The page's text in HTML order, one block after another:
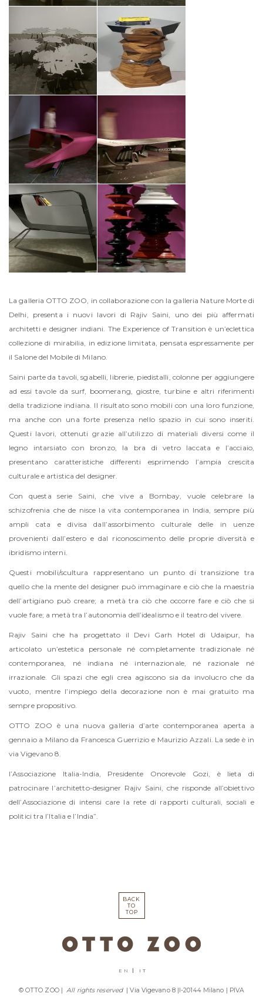
La galleria OTTO ZOO, in collaborazione con la galleria Nature Morte di
Delhi, presenta i nuovi lavori di Rajiv Saini, uno dei più affermati
architetti e designer indiani. The Experience of Transition è un’eclettica
collezione di mirabilia, in edizione limitata, pensata espressamente per
il Salone del Mobile di Milano.
Saini parte da tavoli, sgabelli, librerie, piedistalli, colonne per aggiungere
ad essi tavole da surf, boomerang, giostre, turbine e altri riferimenti
della tradizione indiana. Il risultato sono mobili con una loro funzione,
ma anche con una forte presenza nello spazio in cui sono inseriti.
Questi lavori, ottenuti grazie all’utilizzo di materiali diversi come il
legno intarsiato con bronzo, la bra di vetro laccata e l’acciaio,
presentano caratteristiche differenti esprimendo l’ampia crescita
culturale e artistica del designer.
Con questa serie Saini, che vive a Bombay, vuole celebrare la
schizofrenia che de nisce la vita contemporanea in India, sempre più
ampli cata e divisa dall’assorbimento culturale delle in uenze
provenienti dall’estero e dal riconoscimento delle proprie diversità e
ibridismo interni.
Questi mobili/scultura rappresentano un punto di transizione tra
quello che la mente del designer può immaginare e ciò che la maestria
dell’artigiano può creare; a metà tra ciò che occorre fare e ciò che si
vuole fare; a metà tra l’autonomia dell’idealismo e il teatro del vivere.
Rajiv Saini che ha progettato il Devi Garh Hotel di Udaipur, ha
articolato un’estetica personale né completamente tradizionale né
contemporanea, né indiana né internazionale, né razionale né
irrazionale. Gli spazi che egli crea agiscono sia da involucro che da
vuoto, mentre l’impiego della decorazione non è mai gratuito ma
sempre propositivo.
OTTO ZOO è una nuova galleria d’arte contemporanea aperta a
gennaio a Milano da Francesca Guerrizio e Maurizio Azzali. La sede è in
via Vigevano 8.
l’Associazione Italia-India, Presidente Onorevole Gozi, è lieta di
patrocinare l’architetto-designer Rajiv Saini, che risponde all’obiettivo
dell’Associazione di intensi care la rete di rapporti culturali, sociali e
politici tra l’Italia e l’India”.
BACK
TO
TOP
EN IT
© OTTO ZOO |All rights reserved | Via Vigevano 8 |I-20144 Milano | PIVA